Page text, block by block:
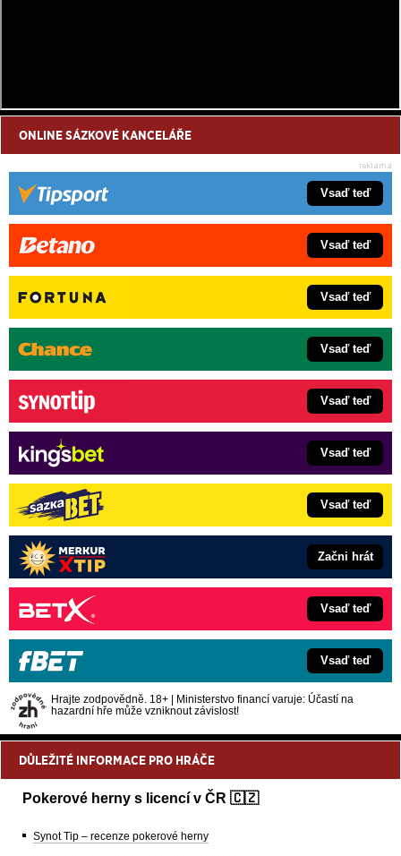
ONLINE SÁZKOVÉ KANCELÁŘE
Vsaď teď
Vsaď teď
Vsaď teď
Vsaď teď
Vsaď teď
Vsaď teď
Vsaď teď
Začni hrát
Vsaď teď
Vsaď teď
Hrajte zodpovědně. 18+ | Ministerstvo financí varuje: Účastí na
hazardní hře může vzniknout závislost!
DŮLEŽITÉ INFORMACE PRO HRÁČE
Pokerové herny s licencí v ČR 🇨🇿
Synot Tip – recenze pokerové herny